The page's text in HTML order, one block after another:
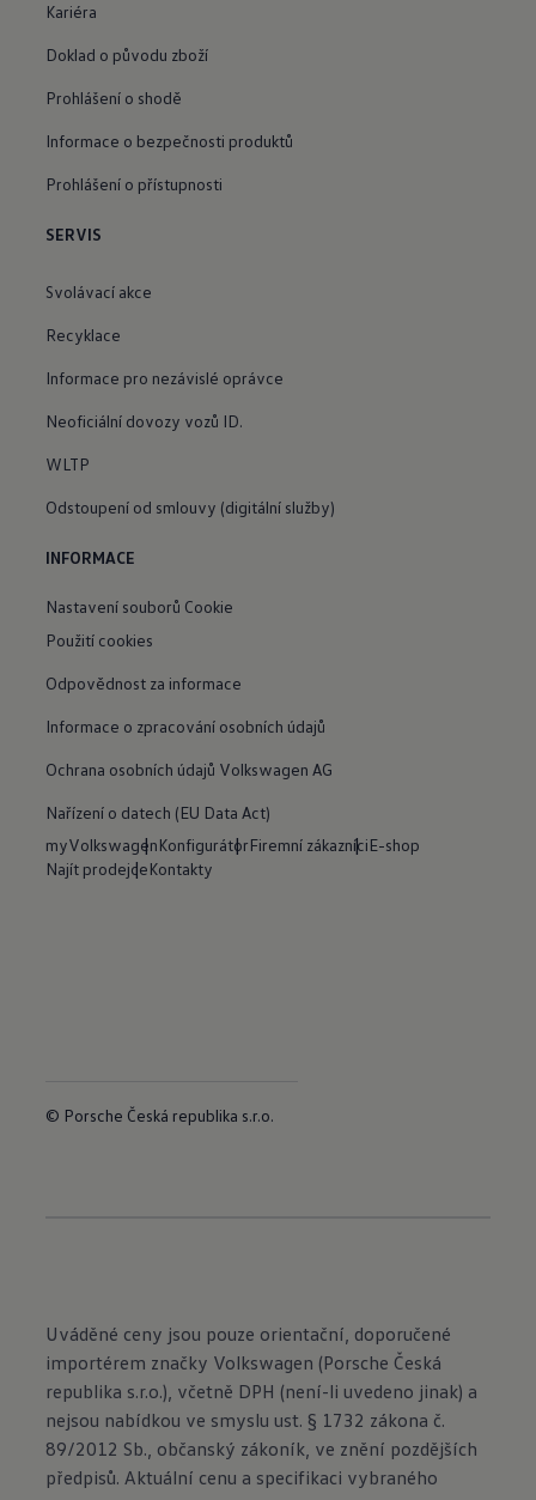
Kariéra
Doklad o původu zboží
Prohlášení o shodě
Informace o bezpečnosti produktů
Prohlášení o přístupnosti
SERVIS
Svolávací akce
Recyklace
Informace pro nezávislé oprávce
Neoficiální dovozy vozů ID.
WLTP
Odstoupení od smlouvy (digitální služby)
INFORMACE
Nastavení souborů Cookie
Použití cookies
Odpovědnost za informace
Informace o zpracování osobních údajů
Ochrana osobních údajů Volkswagen AG
Nařízení o datech (EU Data Act)
myVolkswagenKonfigurátorFiremní zákazníciE-shop
Najít prodejceKontakty
© Porsche Česká republika s.r.o.
Uváděné ceny jsou pouze orientační, doporučené
importérem značky Volkswagen (Porsche Česká
republika s.r.o.), včetně DPH (není-li uvedeno jinak) a
nejsou nabídkou ve smyslu ust. § 1732 zákona č.
89/2012 Sb., občanský zákoník, ve znění pozdějších
předpisů. Aktuální cenu a specifikaci vybraného